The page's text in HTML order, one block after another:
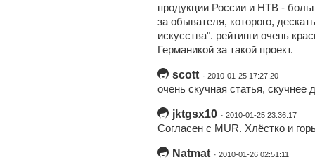
продукции России и НТВ -
за обывателя, которого,
искусства". рейтинги очень
Германикой за такой проект.
scott · 2010-01-25 17:27:20
очень скучная статья, скучнее
jktgsx10 · 2010-01-25 23:36:17
Согласен с MUR. Хлёстко и
Natmat · 2010-01-26 02:51:11